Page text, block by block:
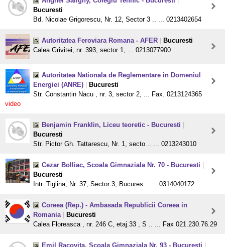
Bucuresti
Bd. Nicolae Grigorescu, Nr. 12, Sector 3 .. ... 0213402654
Autoritatea Feroviara Romana - AFER
Bucuresti
Calea Grivitei, nr. 393, sector 1, ... 0213077900
Autoritatea Nationala de Reglementare in Domeniul
Energiei (ANRE)
Bucuresti
Str. Constantin Nacu , nr. 3, sector 2, ... Fax. 0213124365
video
Benjamin Franklin, Liceu teoretic - Bucuresti
Bucuresti
Str. Pictor Gh. Tattarescu, Nr. 1, secto .. ... 0213243010
Cezar Bolliac, Scoala Gimnaziala Nr. 70 - Bucuresti
Bucuresti
Intr. Tiglina, Nr. 37, Sector 3, Bucures .. ... 0314040172
Coreea (Rep.) - Ambasada Republicii Coreea in
Romania
Bucuresti
Calea Floreasca , nr. 246 C, etaj.33 , S .. ... Fax 021.230.76.29
Emil Racovita, Scoala Gimnaziala Nr. 93 - Bucuresti